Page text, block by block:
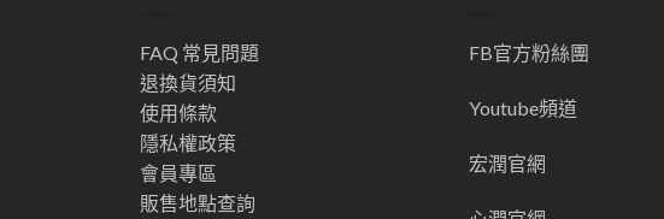
FAQ 常見問題
退換貨須知
使用條款
隱私權政策
會員專區
販售地點查詢
FB官方粉絲團
Youtube頻道
宏潤官網